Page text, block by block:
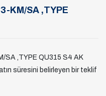
KM/SA ,TYPE
SA ,TYPE QU315 S4 AK
süresini belirleyen bir teklif